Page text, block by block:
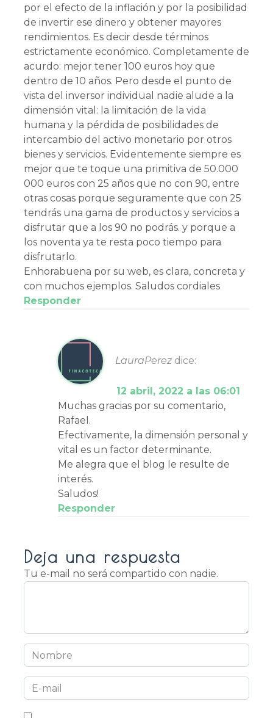
por el efecto de la inflación y por la posibilidad
de invertir ese dinero y obtener mayores
rendimientos. Es decir desde términos
estrictamente económico. Completamente de
acurdo: mejor tener 100 euros hoy que
dentro de 10 años. Pero desde el punto de
vista del inversor individual nadie alude a la
dimensión vital: la limitación de la vida
humana y la pérdida de posibilidades de
intercambio del activo monetario por otros
bienes y servicios. Evidentemente siempre es
mejor que te toque una primitiva de 50.000
000 euros con 25 años que no con 90, entre
otras cosas porque seguramente que con 25
tendrás una gama de productos y servicios a
disfrutar que a los 90 no podrás. y porque a
los noventa ya te resta poco tiempo para
disfrutarlo.
Enhorabuena por su web, es clara, concreta y
con muchos ejemplos. Saludos cordiales
Responder
LauraPerez dice:
12 abril, 2022 a las 06:01
Muchas gracias por su comentario,
Rafael.
Efectivamente, la dimensión personal y
vital es un factor determinante.
Me alegra que el blog le resulte de
interés.
Saludos!
Responder
Deja una respuesta
Tu e-mail no será compartido con nadie.